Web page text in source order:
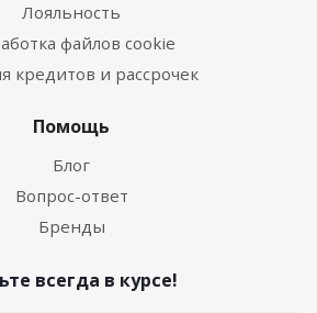
Лояльность
файлов cookie
кредитов и рассрочек
Помощь
Блог
Вопрос-ответ
Бренды
всегда в курсе!